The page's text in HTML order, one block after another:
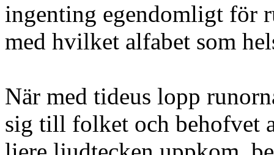
ingenting egendomligt för
med hvilket alfabet som
När med tideus lopp
sig till folket och behofvet